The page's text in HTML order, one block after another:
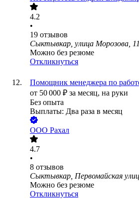
4.2
•
19 отзывов
Сыктывкар, улица Морозова,
Можно без резюме
Откликнуться
Помощник менеджера по
от 50 000 ₽ за месяц, на руки
Без опыта
Выплаты: Два раза в месяц
ООО Рахал
4.7
•
8 отзывов
Сыктывкар, Первомайская
Можно без резюме
Откликнуться